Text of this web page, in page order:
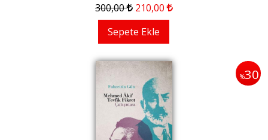
300,00 210,00
Sepete Ekle
%30